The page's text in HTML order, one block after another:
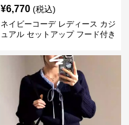
¥6,770 (税込)
ネイビーコーデ レディース カジ
ュアル セットアップ フード付き